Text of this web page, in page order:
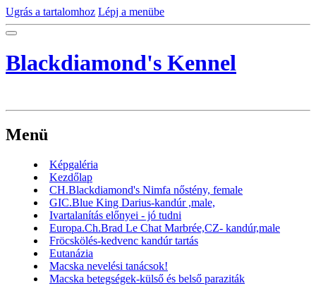
Ugrás a tartalomhoz Lépj a menübe
Blackdiamond's Kennel
Menü
Képgaléria
Kezdőlap
CH.Blackdiamond's Nimfa nőstény, female
GIC.Blue King Darius-kandúr ,male,
Ivartalanítás előnyei - jó tudni
Europa.Ch.Brad Le Chat Marbrée,CZ- kandúr,male
Fröcskölés-kedvenc kandúr tartás
Eutanázia
Macska nevelési tanácsok!
Macska betegségek-külső és belső paraziták